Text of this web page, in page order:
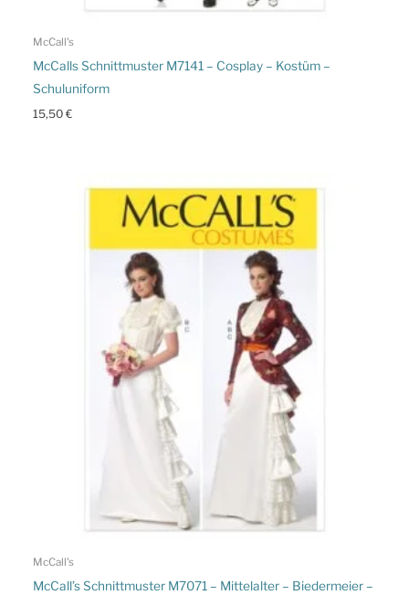
McCall's
McCalls Schnittmuster M7141 – Cosplay – Kostüm –
Schuluniform
15,50€
McCall's
McCall’s Schnittmuster M7071 – Mittelalter – Biedermeier –